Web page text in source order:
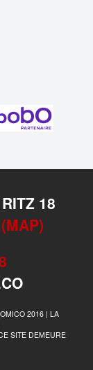
18
(MAP)
2016 | LA
SITE DEMEURE